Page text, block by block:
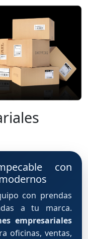
con
con prendas
a tu marca.
empresariales
oficinas, ventas,